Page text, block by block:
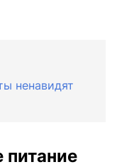
ненавидят
питание